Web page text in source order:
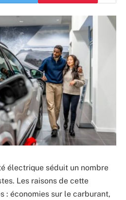
électrique séduit un nombre
Les raisons de cette
: économies sur le carburant,